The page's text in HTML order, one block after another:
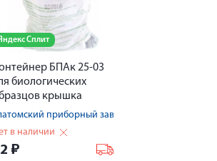
Сплит
БПАк 25-03
биологических
крышка
25мл
приборный завод
в наличии
₽